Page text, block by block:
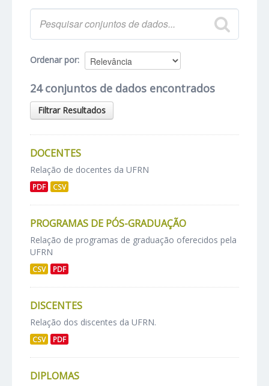
Ordenar por
24 conjuntos de dados encontrados
Filtrar Resultados
DOCENTES
Relação de docentes da UFRN
PDF CSV
PROGRAMAS DE PÓS-GRADUAÇÃO
Relação de programas de graduação oferecidos pela
UFRN
CSV PDF
DISCENTES
Relação dos discentes da UFRN.
CSV PDF
DIPLOMAS